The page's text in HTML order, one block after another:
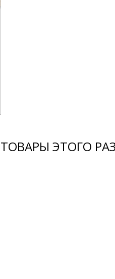
ТОВАРЫ ЭТОГО